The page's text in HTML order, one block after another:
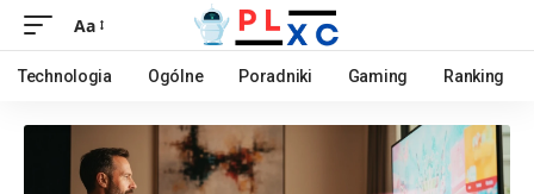
Aa
Technologia Ogólne Poradniki Gaming Ranking